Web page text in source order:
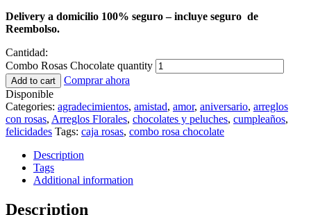
Delivery a domicilio 100% seguro – incluye seguro de
Reembolso.
Cantidad:
Combo Rosas Chocolate quantity
Add to cart
Comprar ahora
Disponible
Categories: agradecimientos, amistad, amor, aniversario, arreglos
con rosas, Arreglos Florales, chocolates y peluches, cumpleaños,
felicidades Tags: caja rosas, combo rosa chocolate
Description
Tags
Additional information
Description